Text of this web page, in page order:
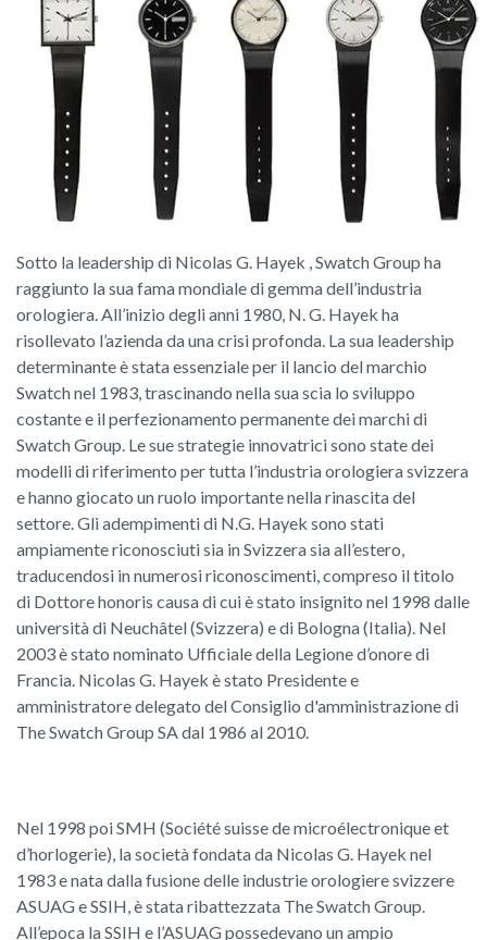
Sotto la leadership di Nicolas G. Hayek , Swatch Group ha
raggiunto la sua fama mondiale di gemma dell’industria
orologiera. All’inizio degli anni 1980, N. G. Hayek ha
risollevato l’azienda da una crisi profonda. La sua leadership
determinante è stata essenziale per il lancio del marchio
Swatch nel 1983, trascinando nella sua scia lo sviluppo
costante e il perfezionamento permanente dei marchi di
Swatch Group. Le sue strategie innovatrici sono state dei
modelli di riferimento per tutta l’industria orologiera svizzera
e hanno giocato un ruolo importante nella rinascita del
settore. Gli adempimenti di N.G. Hayek sono stati
ampiamente riconosciuti sia in Svizzera sia all’estero,
traducendosi in numerosi riconoscimenti, compreso il titolo
di Dottore honoris causa di cui è stato insignito nel 1998 dalle
università di Neuchâtel (Svizzera) e di Bologna (Italia). Nel
2003 è stato nominato Ufficiale della Legione d’onore di
Francia. Nicolas G. Hayek è stato Presidente e
amministratore delegato del Consiglio d'amministrazione di
The Swatch Group SA dal 1986 al 2010.
Nel 1998 poi SMH (Société suisse de microélectronique et
d’horlogerie), la società fondata da Nicolas G. Hayek nel
1983 e nata dalla fusione delle industrie orologiere svizzere
ASUAG e SSIH, è stata ribattezzata The Swatch Group.
All’epoca la SSIH e l’ASUAG possedevano un ampio